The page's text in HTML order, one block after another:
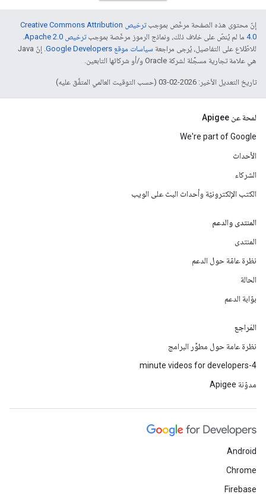
إنّ محتوى هذه الصفحة مرخّص بموجب
ترخيص Creative Commons Attribution
4.0‏ ما لم يُنصّ على خلاف ذلك، ونماذج الرموز مرخّصة بموجبترخيص Apache 2.0‏
.
للاطّلاع على التفاصيل، يُرجى مراجعة سياسات موقع Google Developers‏
. إنّ Java
هي علامة تجارية مسجَّلة لشركة Oracle و/أو شركائها التابعين.
تاريخ التعديل الأخير: 2026-02-03 (حسب التوقيت العالمي المتفَّق عليه)
لمحة عن Apigee
We're part of Google
الأحداث
الشركاء
الكتب الإلكترونيّة وأحداث البث على الويب
المنتدى والدعم
المنتدى
نظرة عامّة حول الدعم
الحالة
بوّابة الدعم
المَراجع
نظرة عامة حول مطوِّر البرامج
4-minute videos for developers
مدوّنة Apigee
Android
Chrome
Firebase